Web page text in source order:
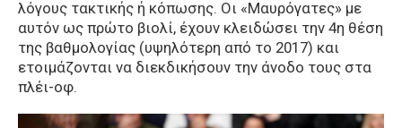
λόγους τακτικής ή κόπωσης. Οι «Μαυρόγατες» με
αυτόν ως πρώτο βιολί, έχουν κλειδώσει την 4η θέση
της βαθμολογίας (υψηλότερη από το 2017) και
ετοιμάζονται να διεκδικήσουν την άνοδο τους στα
πλέι-οφ.